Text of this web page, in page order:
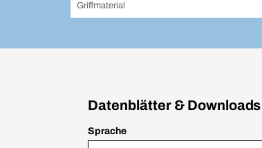
Griffmaterial
Datenblätter & Downloads
Sprache